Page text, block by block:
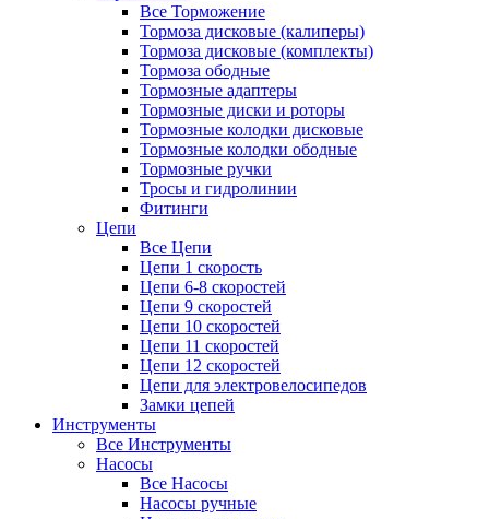
Все Торможение
Тормоза дисковые (калиперы)
Тормоза дисковые (комплекты)
Тормоза ободные
Тормозные адаптеры
Тормозные диски и роторы
Тормозные колодки дисковые
Тормозные колодки ободные
Тормозные ручки
Тросы и гидролинии
Фитинги
Цепи
Все Цепи
Цепи 1 скорость
Цепи 6-8 скоростей
Цепи 9 скоростей
Цепи 10 скоростей
Цепи 11 скоростей
Цепи 12 скоростей
Цепи для электровелосипедов
Замки цепей
Инструменты
Все Инструменты
Насосы
Все Насосы
Насосы ручные